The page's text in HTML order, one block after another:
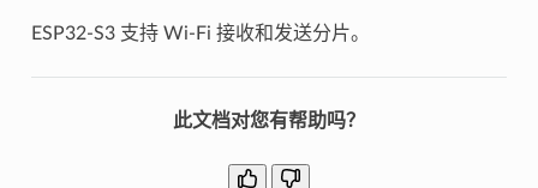
ESP32-S3 支持 Wi-Fi 接收和发送分片。
此文档对您有帮助吗？